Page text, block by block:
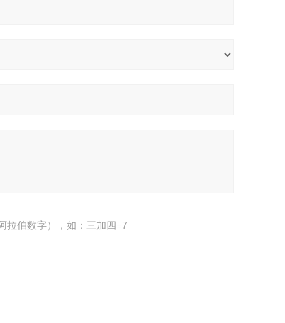
拉伯数字），如：三加四=7